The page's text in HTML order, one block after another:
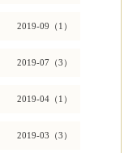
2019-09（1）
2019-07（3）
2019-04（1）
2019-03（3）